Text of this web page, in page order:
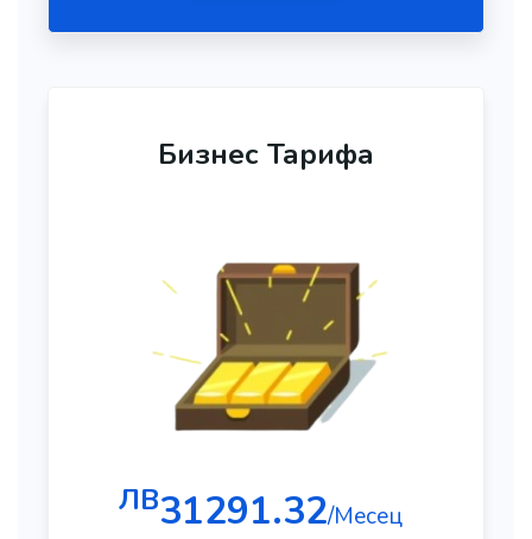
Бизнес Тарифа
ЛВ31291.32/Месец